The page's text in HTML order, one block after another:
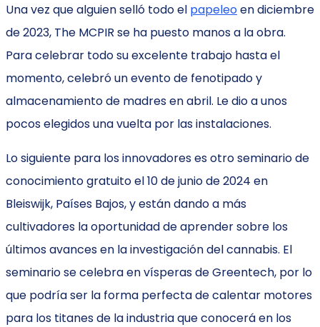
Una vez que alguien selló todo el papeleoen diciembre
de 2023, The MCPIR se ha puesto manos a la obra.
Para celebrar todo su excelente trabajo hasta el
momento, celebró un evento de fenotipado y
almacenamiento de madres en abril. Le dio a unos
pocos elegidos una vuelta por las instalaciones.
Lo siguiente para los innovadores es otro seminario de
conocimiento gratuito el 10 de junio de 2024 en
Bleiswijk, Países Bajos, y están dando a más
cultivadores la oportunidad de aprender sobre los
últimos avances en la investigación del cannabis. El
seminario se celebra en vísperas de Greentech, por lo
que podría ser la forma perfecta de calentar motores
para los titanes de la industria que conocerá en los